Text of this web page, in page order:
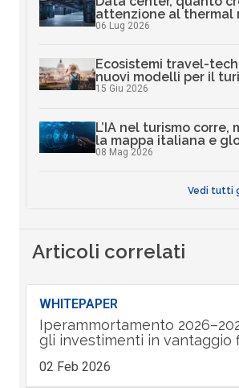
attenzione al thermal
06 Lug 2026
Ecosistemi travel-
nuovi modelli per il
15 Giu 2026
L’IA nel turismo corre,
la mappa italiana e
08 Mag 2026
Vedi tutti
Articoli correlati
WHITEPAPER
Iperammortamento
gli investimenti in vantaggio
02 Feb 2026